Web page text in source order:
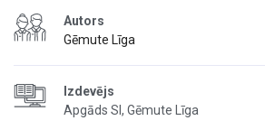
Autors
Gēmute Līga
Izdevējs
Apgāds SI, Gēmute Līga